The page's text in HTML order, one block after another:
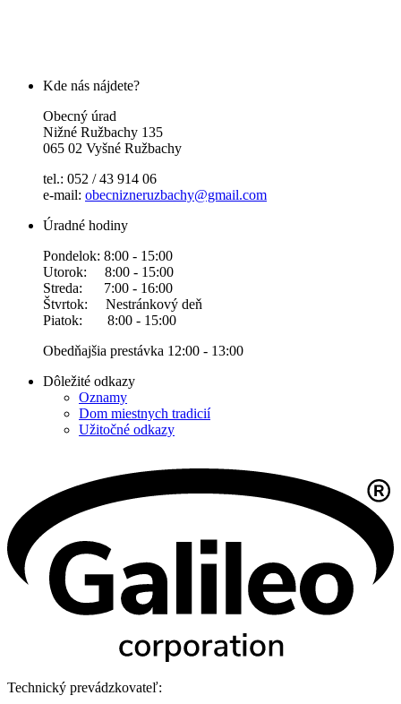
Kde nás nájdete?
Obecný úrad
Nižné Ružbachy 135
065 02 Vyšné Ružbachy
tel.: 052 / 43 914 06
e-mail: obecnizneruzbachy@gmail.com
Úradné hodiny
Pondelok: 8:00 - 15:00
Utorok: 8:00 - 15:00
Streda: 7:00 - 16:00
Štvrtok: Nestránkový deň
Piatok: 8:00 - 15:00
Obedňajšia prestávka 12:00 - 13:00
Dôležité odkazy
Oznamy
Dom miestnych tradicií
Užitočné odkazy
Technický prevádzkovateľ: